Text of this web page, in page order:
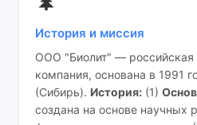
История и миссия
ООО "Биолит" — российская
компания, основана в 1991
(Сибирь). История:(1)
создана на основе научных